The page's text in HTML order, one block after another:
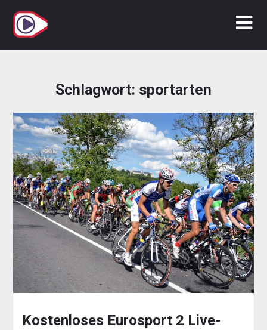
Inhalt
springen
Schlagwort: sportarten
Kostenloses Eurosport 2 Live-